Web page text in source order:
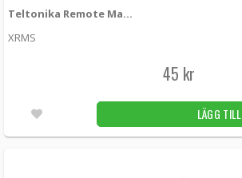
Teltonika Remote Management System (RMS) - 1st Enhet
XRMS
45 kr
LÄGG TILL